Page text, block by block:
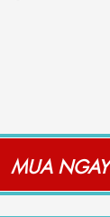
MUA NGAY